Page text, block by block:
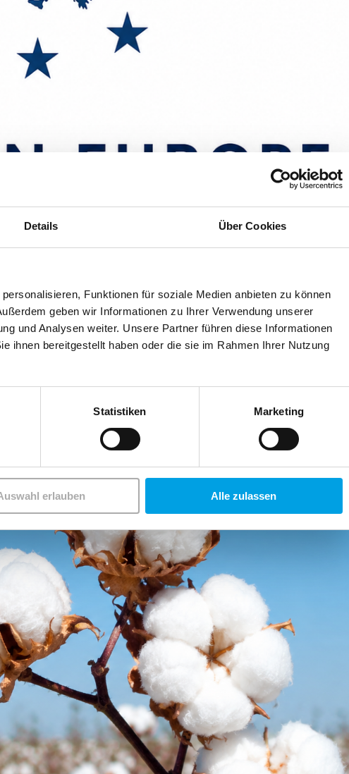
Details Über Cookies
Funktionen für soziale Medien anbieten zu können
geben wir Informationen zu Ihrer Verwendung unserer
und Analysen weiter. Unsere Partner führen diese Informationen
ihnen bereitgestellt haben oder die sie im Rahmen Ihrer Nutzung
Statistiken Marketing
erlauben Alle zulassen